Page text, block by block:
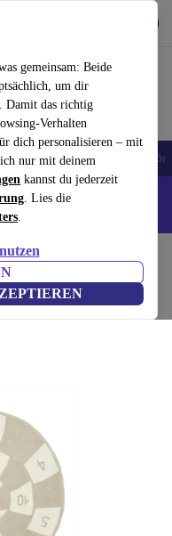
gemeinsam: Beide
um dir
Damit das richtig
Verhalten
dich personalisieren – mit
nur mit deinem
kannst du jederzeit
. Lies die
.
Smartwatches Zubehör
- Code:
Teppich